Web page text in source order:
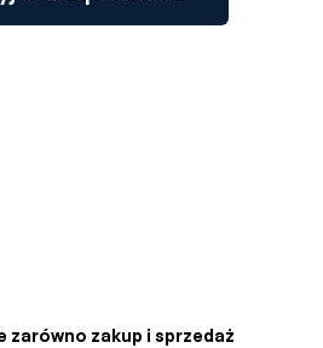
zakup i sprzedaż